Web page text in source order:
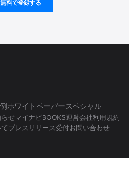
ホワイトペーパースペシャル
せマイナビBOOKS運営会社利用規約
プレスリリース受付お問い合わせ